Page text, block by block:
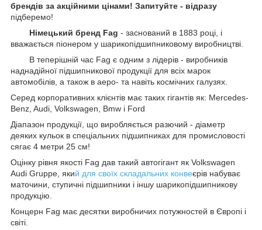
брендів за акційними цінами! Запитуйте - відразу
підберемо!
Німецький бренд Fag - заснований в 1883 році, і
вважається піонером у шарикопідшипниковому виробництві.
В теперішній час Fag є одним з лідерів - виробників
наднадійної підшипникової продукції для всіх марок
автомобілів, а також в аеро- та навіть космічних галузях.
Серед корпоративних клієнтів має таких гігантів як: Mercedes-
Benz, Audi, Volkswagen, Bmw і Ford
Діапазон продукції, що виробляється разючий - діаметр
деяких кульок в спеціальних підшипниках для промисловості
сягає 4 метри 25 см!
Оцінку рівня якості Fag дав такий автогігант як Volkswagen
Audi Gruppe, який для своїх складальних конвеєрів набуває
маточини, ступичні підшипники і іншу шарикопідшипникову
продукцію.
Концерн Fag має десятки виробничих потужностей в Європі і
світі.